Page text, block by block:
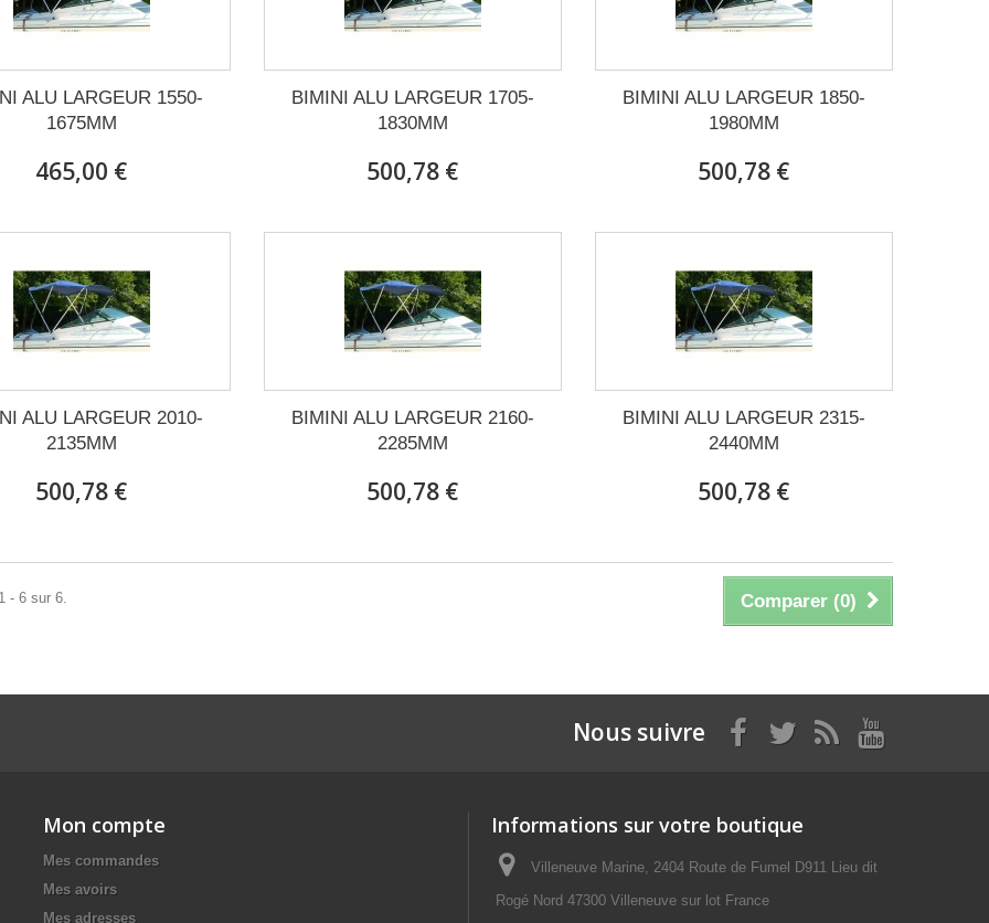
ALU LARGEUR 1550-
1675MM
465,00 €
BIMINI ALU LARGEUR 1705-
1830MM
500,78 €
BIMINI ALU LARGEUR 1850-
1980MM
500,78 €
ALU LARGEUR 2010-
2135MM
500,78 €
BIMINI ALU LARGEUR 2160-
2285MM
500,78 €
BIMINI ALU LARGEUR 2315-
2440MM
500,78 €
Comparer (0)
- 6 sur 6.
Nous suivre
Mon compte
Mes commandes
Mes avoirs
Mes adresses
Informations sur votre boutique
Villeneuve Marine, 2404 Route de Fumel D911 Lieu dit
Rogé Nord 47300 Villeneuve sur lot France